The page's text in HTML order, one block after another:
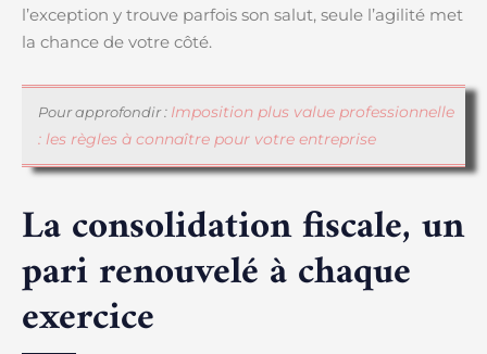
l’exception y trouve parfois son salut, seule l’agilité met
la chance de votre côté.
Pour approfondir : Imposition plus value professionnelle
: les règles à connaître pour votre entreprise
La consolidation fiscale, un
pari renouvelé à chaque
exercice